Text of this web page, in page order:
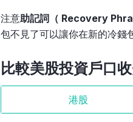
注意助記詞（ Recovery
包不見了可以讓你在新的冷錢
比較美股投資戶口
港股